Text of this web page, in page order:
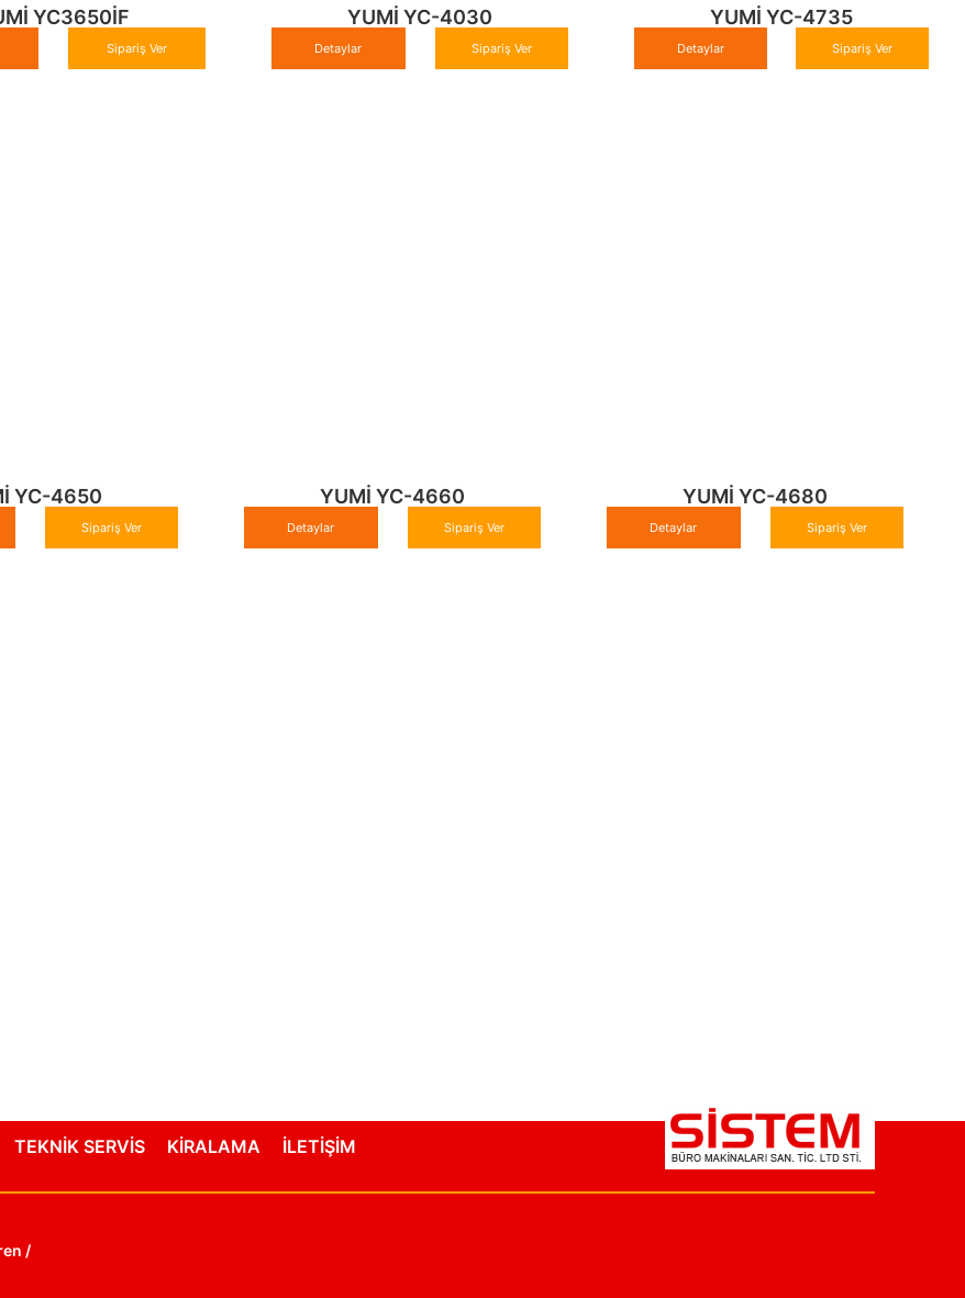
YC3650İF
Sipariş Ver
YUMİ YC-4030
Detaylar Sipariş Ver
YUMİ YC-4735
Detaylar Sipariş Ver
YC-4650
Sipariş Ver
YUMİ YC-4660
Detaylar Sipariş Ver
YUMİ YC-4680
Detaylar Sipariş Ver
TEKNİK SERVİS KİRALAMA İLETİŞİM
/